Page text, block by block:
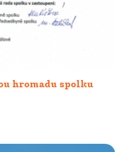
hromadu spolku